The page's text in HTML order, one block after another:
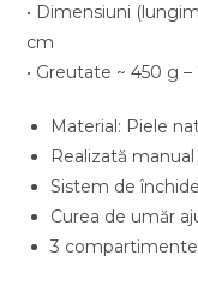
• Dimensiuni
cm
• Greutate ~ 450 g
Material: Piele
Realizată
Sistem de
Curea de umăr
3